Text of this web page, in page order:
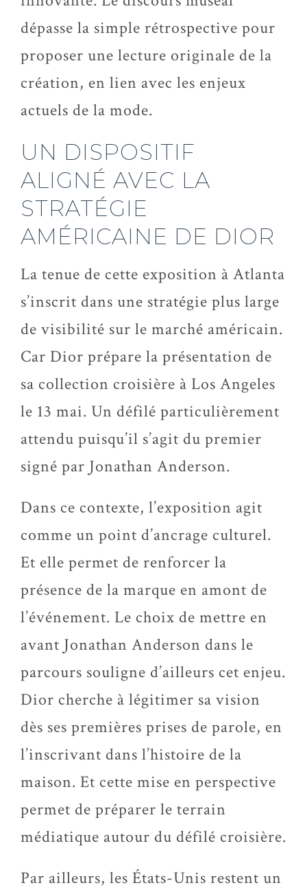
dépasse la simple rétrospective pour
proposer une lecture originale de la
création, en lien avec les enjeux
actuels de la mode.
UN DISPOSITIF
ALIGNÉ AVEC LA
STRATÉGIE
AMÉRICAINE DE DIOR
La tenue de cette exposition à Atlanta
s’inscrit dans une stratégie plus large
de visibilité sur le marché américain.
Car Dior prépare la présentation de
sa collection croisière à Los Angeles
le 13 mai. Un défilé particulièrement
attendu puisqu’il s’agit du premier
signé par Jonathan Anderson.
Dans ce contexte, l’exposition agit
comme un point d’ancrage culturel.
Et elle permet de renforcer la
présence de la marque en amont de
l’événement. Le choix de mettre en
avant Jonathan Anderson dans le
parcours souligne d’ailleurs cet enjeu.
Dior cherche à légitimer sa vision
dès ses premières prises de parole, en
l’inscrivant dans l’histoire de la
maison. Et cette mise en perspective
permet de préparer le terrain
médiatique autour du défilé croisière.
Par ailleurs, les États-Unis restent un